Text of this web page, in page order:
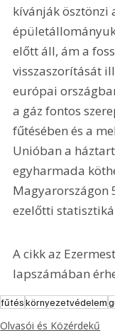
kívánják ösztönzi
előtt áll, ám a
visszaszorítását
európai
a gáz fontos
fűtésében és a
Unióban a
egyharmada
Magyarországon
ezelőtti
A cikk az
lapszámában
fűtéskörnyezetvédelem
Olvasói és Közérdekű